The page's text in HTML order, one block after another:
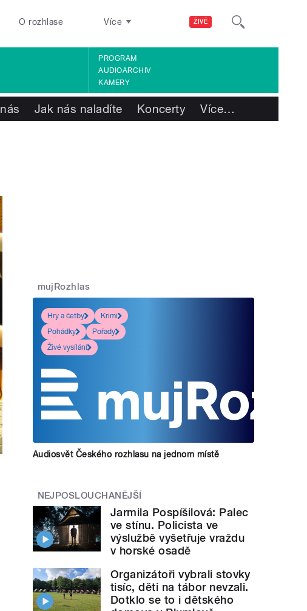
ŽIVĚ
O rozhlase Více
PROGRAM
AUDIOARCHIV
KAMERY
Jak nás naladíte Koncerty Více…
mujRozhlas
Hry a četby
Krimi
Pohádky
Pořady
Živé vysílání
Audiosvět Českého rozhlasu na jednom místě
NEJPOSLOUCHANĚJŠÍ
Jarmila Pospíšilová: Palec
ve stínu. Policista ve
výslužbě vyšetřuje vraždu
v horské osadě
Organizátoři vybrali stovky
tisíc, děti na tábor nevzali.
Dotklo se to i dětského